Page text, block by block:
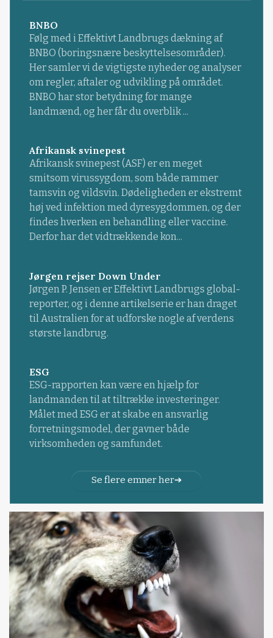
BNBO
Følg med i Effektivt Landbrugs dækning af
BNBO (boringsnære beskyttelsesområder).
Her samler vi de vigtigste nyheder og analyser
om regler, aftaler og udvikling på området.
BNBO har stor betydning for mange
landmænd, og her får du overblik ...
Afrikansk svinepest
Afrikansk svinepest (ASF) er en meget
smitsom virussygdom, som både rammer
tamsvin og vildsvin. Dødeligheden er ekstremt
høj ved infektion med dyresygdommen, og der
findes hverken en behandling eller vaccine.
Derfor har det vidtrækkende kon...
Jørgen rejser Down Under
Jørgen P. Jensen er Effektivt Landbrugs global-
reporter, og i denne artikelserie er han draget
til Australien for at udforske nogle af verdens
største landbrug.
ESG
ESG-rapporten kan være en hjælp for
landmanden til at tiltrække investeringer.
Målet med ESG er at skabe en ansvarlig
forretningsmodel, der gavner både
virksomheden og samfundet.
Se flere emner her